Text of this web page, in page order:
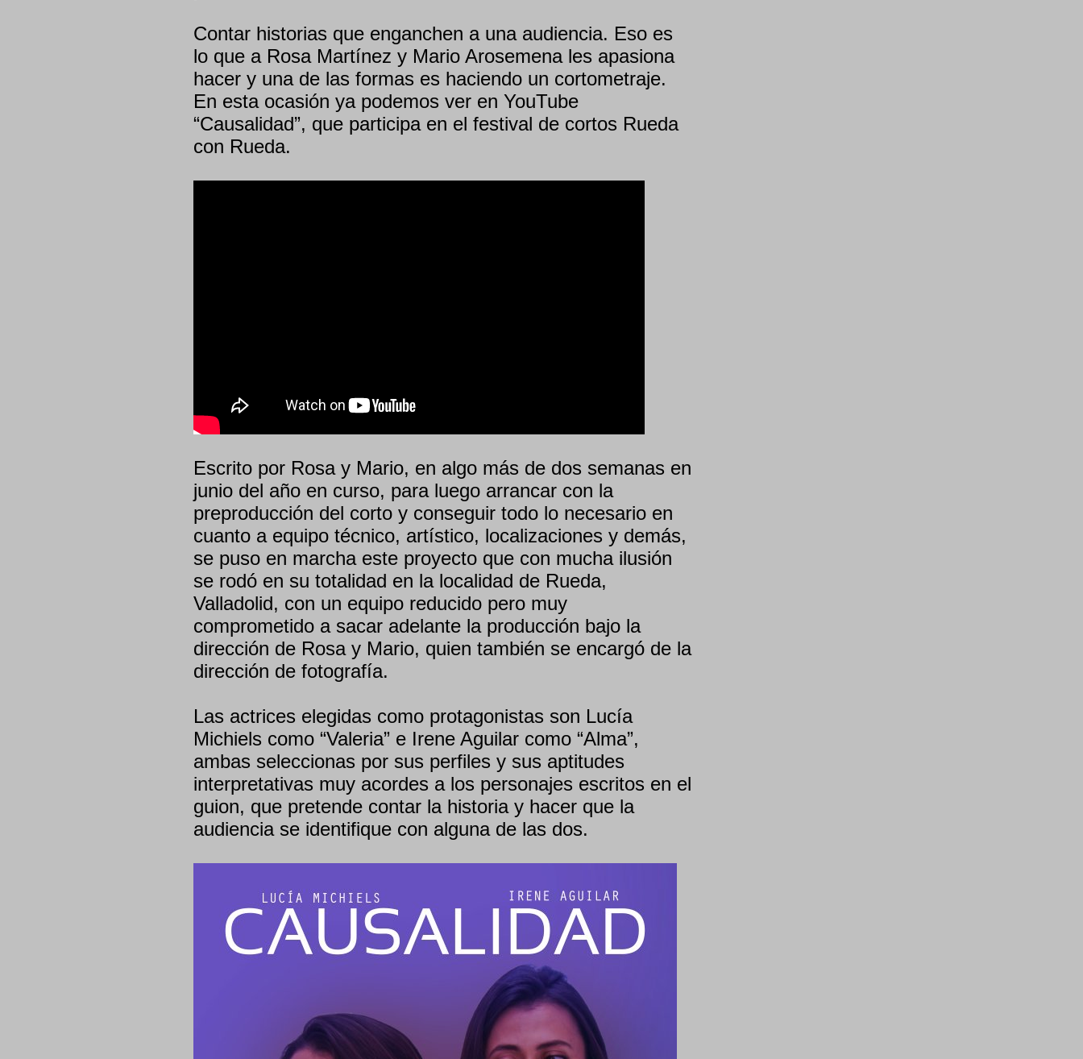
Contar historias que enganchen a una audiencia. Eso es
lo que a Rosa Martínez y Mario Arosemena les apasiona
hacer y una de las formas es haciendo un cortometraje.
En esta ocasión ya podemos ver en YouTube
“Causalidad”, que participa en el festival de cortos Rueda
con Rueda.
Escrito por Rosa y Mario, en algo más de dos semanas en
junio del año en curso, para luego arrancar con la
preproducción del corto y conseguir todo lo necesario en
cuanto a equipo técnico, artístico, localizaciones y demás,
se puso en marcha este proyecto que con mucha ilusión
se rodó en su totalidad en la localidad de Rueda,
Valladolid, con un equipo reducido pero muy
comprometido a sacar adelante la producción bajo la
dirección de Rosa y Mario, quien también se encargó de la
dirección de fotografía.
Las actrices elegidas como protagonistas son Lucía
Michiels como “Valeria” e Irene Aguilar como “Alma”,
ambas seleccionas por sus perfiles y sus aptitudes
interpretativas muy acordes a los personajes escritos en el
guion, que pretende contar la historia y hacer que la
audiencia se identifique con alguna de las dos.